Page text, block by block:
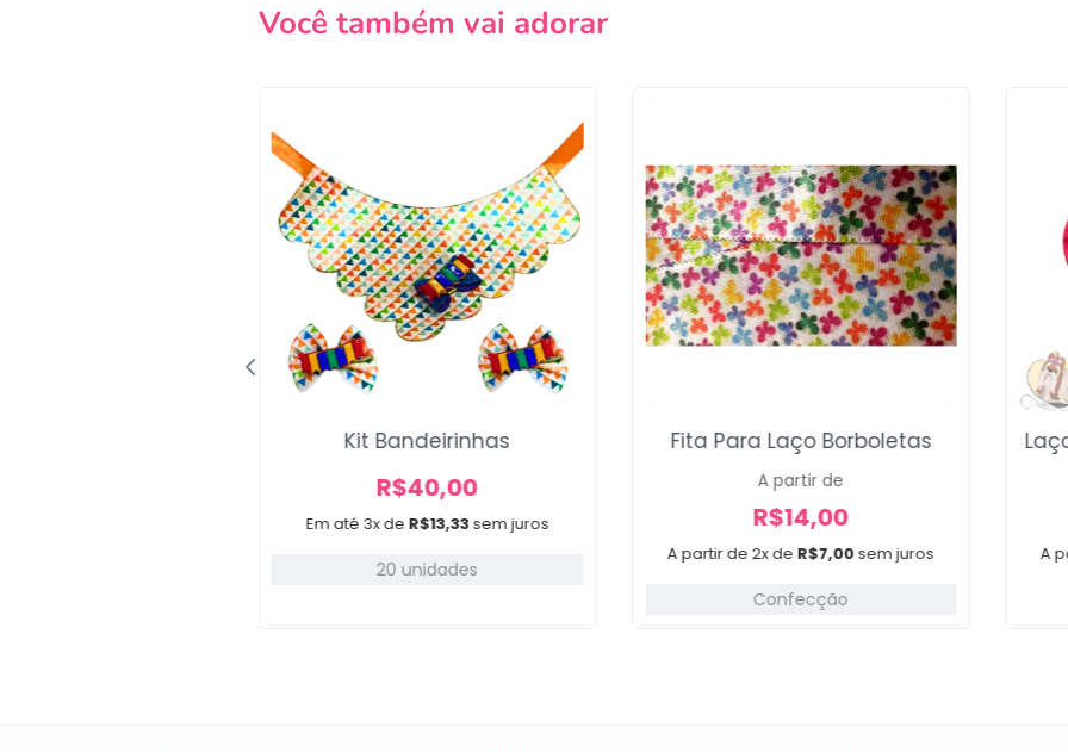
Você também vai adorar
Em até 3x de R$13,33sem juros
Kit Bandeirinhas
R$40,00
20 unidades
A partir de 2x de R$7,00sem juros
Fita Para Laço Borboletas
A partir de
R$14,00
Confecção
A
Campanha lançada com sucesso!